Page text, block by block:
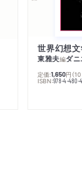
東雅夫編ダ
定価:1,650円 （
ISBN:978-4-480-